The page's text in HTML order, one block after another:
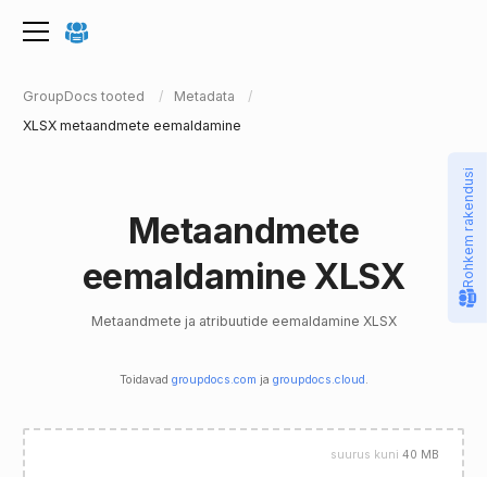
GroupDocs tooted
Metadata
XLSX metaandmete eemaldamine
Metaandmete
eemaldamine XLSX
Metaandmete ja atribuutide eemaldamine XLSX
Toidavad groupdocs.com ja groupdocs.cloud .
suurus kuni 40 MB
Rohkem rakendusi